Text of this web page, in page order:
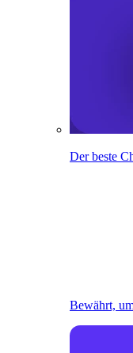
Der beste
Bewährt,